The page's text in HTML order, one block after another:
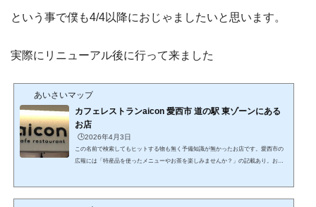
という事で僕も4/4以降におじゃましたいと思います。
実際にリニューアル後に行って来ました
あいさいマップ
カフェレストランaicon 愛西市 道の駅 東ゾーンにある
お店
🕒️2026年4月3日
この名前で検索してもヒットする物も無く予備知識が無かったお店です。愛西市の
広報には「特産品を使ったメニューやお茶を楽しみませんか？」の記載あり。お店